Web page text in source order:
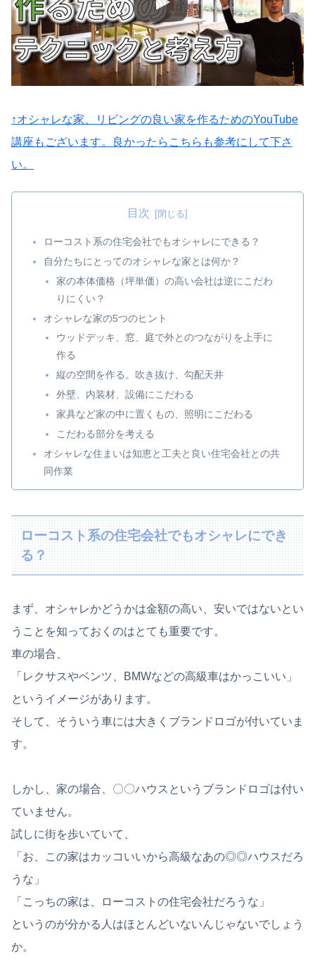
↑オシャレな家、リビングの良い家を作るためのYouTube
講座もございます。良かったらこちらも参考にして下さ
い。
目次
ローコスト系の住宅会社でもオシャレにできる？
自分たちにとってのオシャレな家とは何か？
家の本体価格（坪単価）の高い会社は逆にこだわ
りにくい？
オシャレな家の5つのヒント
ウッドデッキ、窓、庭で外とのつながりを上手に
作る
縦の空間を作る。吹き抜け、勾配天井
外壁、内装材、設備にこだわる
家具など家の中に置くもの、照明にこだわる
こだわる部分を考える
オシャレな住まいは知恵と工夫と良い住宅会社との共
同作業
ローコスト系の住宅会社でもオシャレにでき
る？
まず、オシャレかどうかは金額の高い、安いではないとい
うことを知っておくのはとても重要です。
車の場合、
「レクサスやベンツ、BMWなどの高級車はかっこいい」
というイメージがあります。
そして、そういう車には大きくブランドロゴが付いていま
す。
しかし、家の場合、〇〇ハウスというブランドロゴは付い
ていません。
試しに街を歩いていて、
「お、この家はカッコいいから高級なあの◎◎ハウスだろ
うな」
「こっちの家は、ローコストの住宅会社だろうな」
というのが分かる人はほとんどいないんじゃないでしょう
か。